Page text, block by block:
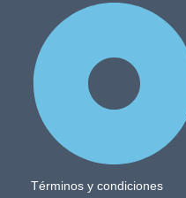
Términos y condiciones